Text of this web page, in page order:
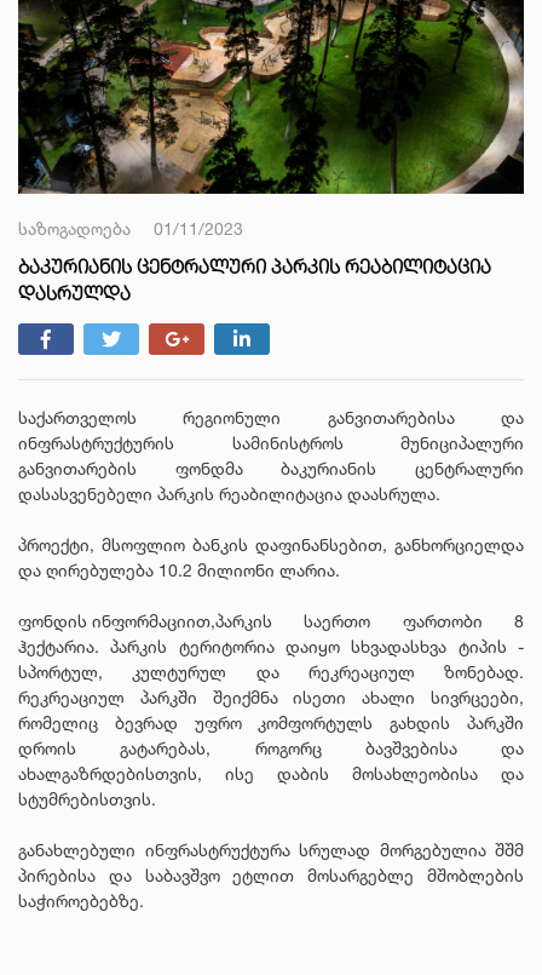
საზოგადოება 01/11/2023
ᲑᲐᲙᲣᲠᲘᲐᲜᲘᲡ ᲪᲔᲜᲢᲠᲐᲚᲣᲠᲘ ᲞᲐᲠᲙᲘᲡ ᲠᲔᲐᲑᲘᲚᲘᲢᲐᲪᲘᲐ
ᲓᲐᲡᲠᲣᲚᲓᲐ
საქართველოს რეგიონული განვითარებისა და
ინფრასტრუქტურის სამინისტროს მუნიციპალური
განვითარების ფონდმა ბაკურიანის ცენტრალური
დასასვენებელი პარკის რეაბილიტაცია დაასრულა.
პროექტი, მსოფლიო ბანკის დაფინანსებით, განხორციელდა
და ღირებულება 10.2 მილიონი ლარია.
ფონდის ინფორმაციით,პარკის საერთო ფართობი 8
ჰექტარია. პარკის ტერიტორია დაიყო სხვადასხვა ტიპის -
სპორტულ, კულტურულ და რეკრეაციულ ზონებად.
რეკრეაციულ პარკში შეიქმნა ისეთი ახალი სივრცეები,
რომელიც ბევრად უფრო კომფორტულს გახდის პარკში
დროის გატარებას, როგორც ბავშვებისა და
ახალგაზრდებისთვის, ისე დაბის მოსახლეობისა და
სტუმრებისთვის.
განახლებული ინფრასტრუქტურა სრულად მორგებულია შშმ
პირებისა და საბავშვო ეტლით მოსარგებლე მშობლების
საჭიროებებზე.